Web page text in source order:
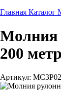
Главная Каталог
Молния
200
Артикул: